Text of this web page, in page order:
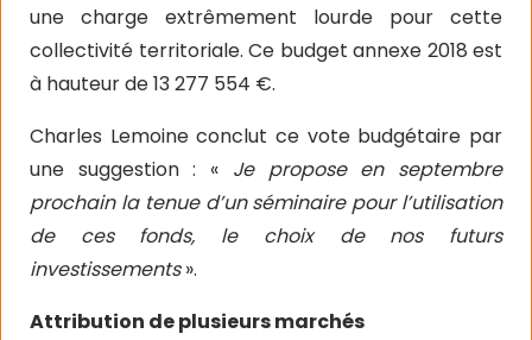
une charge extrêmement lourde pour cette
collectivité territoriale. Ce budget annexe 2018 est
à hauteur de 13 277 554 €.
Charles Lemoine conclut ce vote budgétaire par
une suggestion : « Je propose en septembre
prochain la tenue d’un séminaire pour l’utilisation
de ces fonds, le choix de nos futurs
investissements».
Attribution de plusieurs marchés